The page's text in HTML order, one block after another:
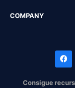
COMPANY
Consigue